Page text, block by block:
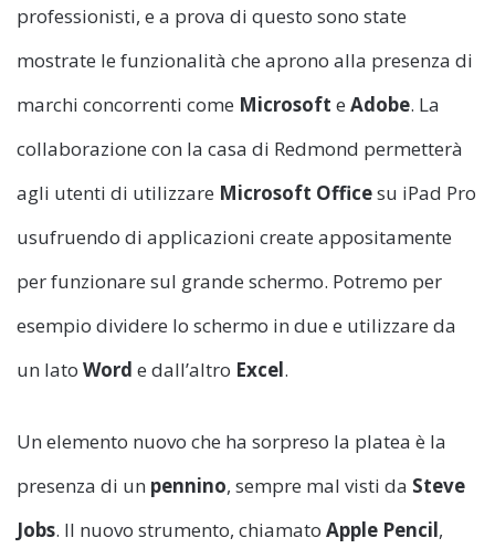
professionisti, e a prova di questo sono state
mostrate le funzionalità che aprono alla presenza di
marchi concorrenti come Microsoft e Adobe. La
collaborazione con la casa di Redmond permetterà
agli utenti di utilizzare Microsoft Officesu iPad Pro
usufruendo di applicazioni create appositamente
per funzionare sul grande schermo. Potremo per
esempio dividere lo schermo in due e utilizzare da
un lato Word e dall’altro Excel.
Un elemento nuovo che ha sorpreso la platea è la
presenza di un pennino, sempre mal visti da Steve
Jobs. Il nuovo strumento, chiamato Apple Pencil,